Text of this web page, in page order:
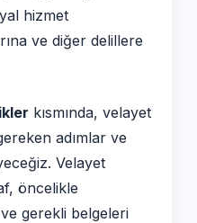
hizmet
ve diğer delillere
kısmında, velayet
adımlar ve
Velayet
öncelikle
gerekli belgeleri